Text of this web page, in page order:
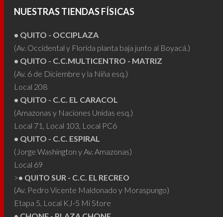
se
en
la
página
producto
NUESTRAS TIENDAS FÍSICAS
• QUITO - OCCIPLAZA
(Av. Occidental y Florida planta baja junto al Boyacá.)
• QUITO - C.C.MULTICENTRO - MATRIZ
(Av. 6 de Diciembre y la Niña esq.)
Local 208
• QUITO - C.C. EL CARACOL
(Amazonas y Naciones Unidas esq.)
Local 71, Local 103, Local PC6
• QUITO - C.C. ESPIRAL
(Jorge Washington y Av. Amazonas)
Local 69
>• QUITO SUR - C.C. EL RECREO
(Av. Pedro Vicente Maldonado y Moraspungo)
Etapa 5, Local KJ-5 Mi Store